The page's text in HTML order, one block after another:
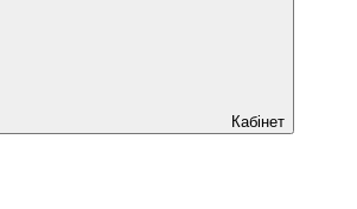
Кабінет